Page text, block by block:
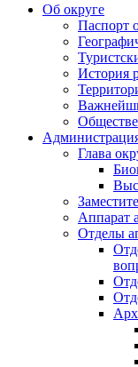
Об округе
Паспорт
История
Глава
Аппарат
Отделы